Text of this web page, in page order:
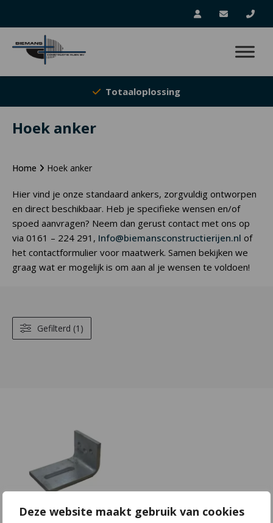
Deze website maakt gebruik van cookies
Totaaloplossing
Hoek anker
Home Hoek anker
Hier vind je onze standaard ankers, zorgvuldig ontworpen
en direct beschikbaar. Heb je specifieke wensen en/of
spoed aanvragen? Neem dan gerust contact met ons op
via 0161 – 224 291, Info@biemansconstructierijen.nl of
het contactformulier voor maatwerk. Samen bekijken we
graag wat er mogelijk is om aan al je wensen te voldoen!
Gefilterd (1)